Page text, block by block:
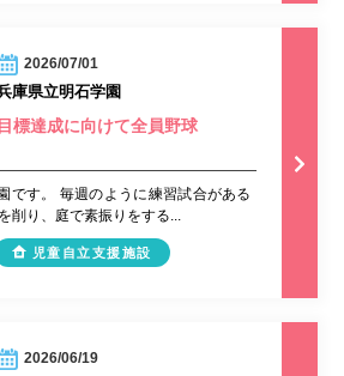
2026/07/01
庫県立明石学園
目標達成に向けて全員野球
です。 毎週のように練習試合がある
削り、庭で素振りをする...
児童自立支援施設
2026/06/19